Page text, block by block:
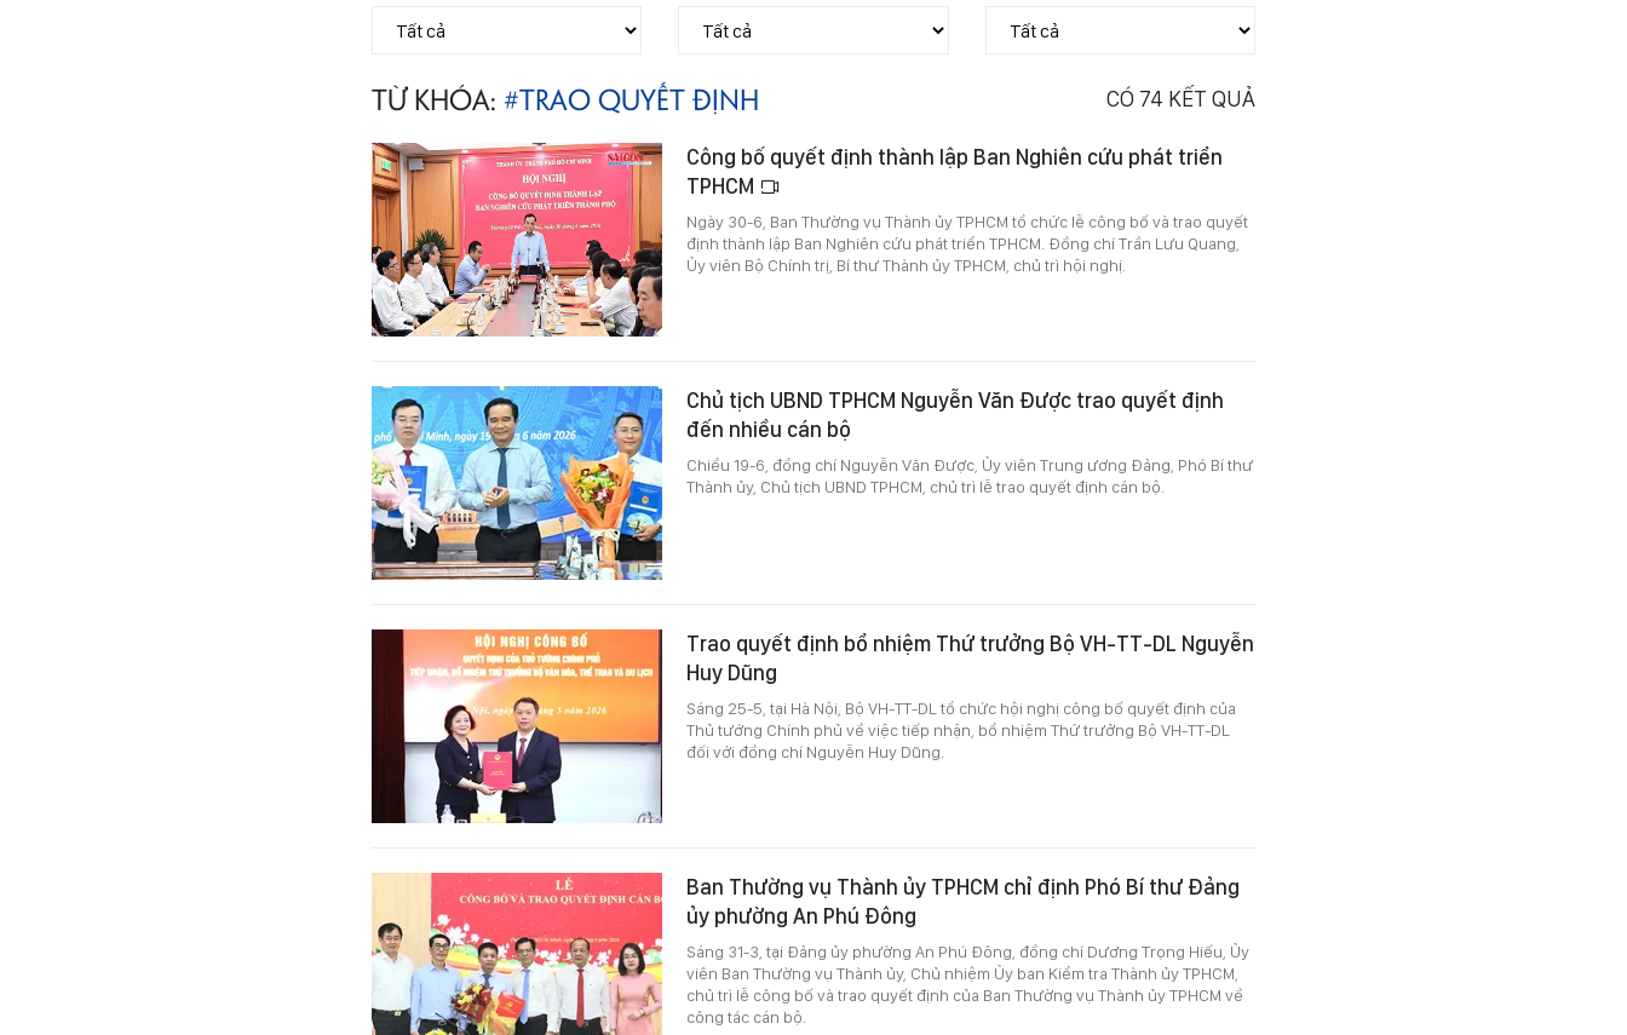
TỪ KHÓA: #TRAO QUYẾT ĐỊNH CÓ 74 KẾT QUẢ
Công bố quyết định thành lập Ban Nghiên cứu phát triển
TPHCM
Ngày 30-6, Ban Thường vụ Thành ủy TPHCM tổ chức lễ công bố và trao quyết
định thành lập Ban Nghiên cứu phát triển TPHCM. Đồng chí Trần Lưu Quang,
Ủy viên Bộ Chính trị, Bí thư Thành ủy TPHCM, chủ trì hội nghị.
Chủ tịch UBND TPHCM Nguyễn Văn Được trao quyết định
đến nhiều cán bộ
Chiều 19-6, đồng chí Nguyễn Văn Được, Ủy viên Trung ương Đảng, Phó Bí thư
Thành ủy, Chủ tịch UBND TPHCM, chủ trì lễ trao quyết định cán bộ.
Trao quyết định bổ nhiệm Thứ trưởng Bộ VH-TT-DL Nguyễn
Huy Dũng
Sáng 25-5, tại Hà Nội, Bộ VH-TT-DL tổ chức hội nghị công bố quyết định của
Thủ tướng Chính phủ về việc tiếp nhận, bổ nhiệm Thứ trưởng Bộ VH-TT-DL
đối với đồng chí Nguyễn Huy Dũng.
Ban Thường vụ Thành ủy TPHCM chỉ định Phó Bí thư Đảng
ủy phường An Phú Đông
Sáng 31-3, tại Đảng ủy phường An Phú Đông, đồng chí Dương Trọng Hiếu, Ủy
viên Ban Thường vụ Thành ủy, Chủ nhiệm Ủy ban Kiểm tra Thành ủy TPHCM,
chủ trì lễ công bố và trao quyết định của Ban Thường vụ Thành ủy TPHCM về
công tác cán bộ.